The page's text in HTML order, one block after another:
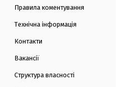
Правила коментування
Технічна інформація
Контакти
Вакансії
Структура власності